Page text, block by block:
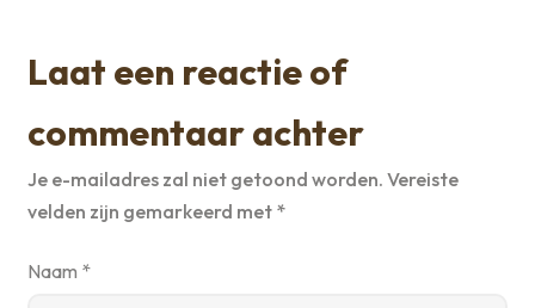
Laat een reactie of
commentaar achter
Je e-mailadres zal niet getoond worden. Vereiste
velden zijn gemarkeerd met *
Naam *